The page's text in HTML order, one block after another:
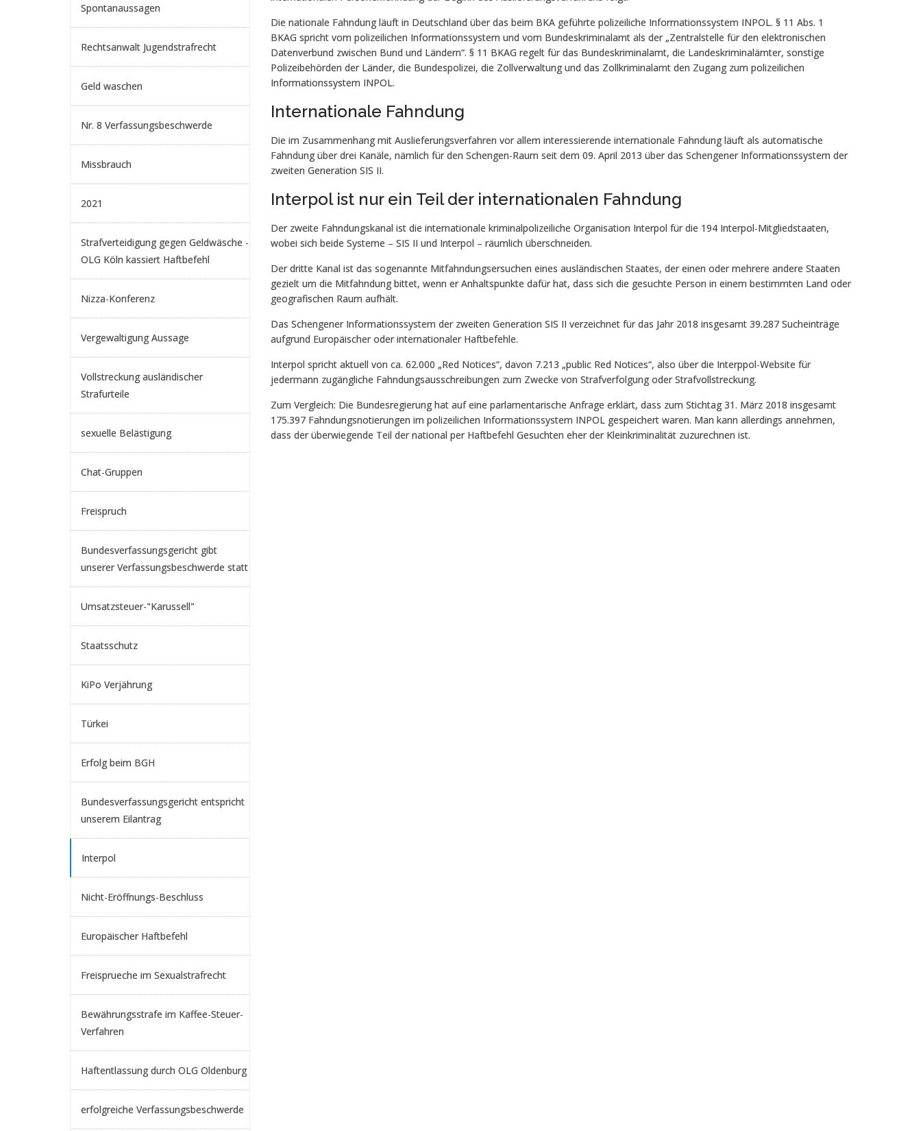
Spontanaussagen
Rechtsanwalt Jugendstrafrecht
Geld waschen
Nr. 8 Verfassungsbeschwerde
Missbrauch
2021
Strafverteidigung gegen Geldwäsche -
OLG Köln kassiert Haftbefehl
Nizza-Konferenz
Vergewaltigung Aussage
Vollstreckung ausländischer
Strafurteile
sexuelle Belästigung
Chat-Gruppen
Freispruch
Bundesverfassungsgericht gibt
unserer Verfassungsbeschwerde statt
Umsatzsteuer-"Karussell"
Staatsschutz
KiPo Verjährung
Türkei
Erfolg beim BGH
Bundesverfassungsgericht entspricht
unserem Eilantrag
Interpol
Nicht-Eröffnungs-Beschluss
Europäischer Haftbefehl
Freisprueche im Sexualstrafrecht
Bewährungsstrafe im Kaffee-Steuer-
Verfahren
Haftentlassung durch OLG Oldenburg
erfolgreiche Verfassungsbeschwerde
Die nationale Fahndung läuft in Deutschland über das beim BKA geführte polizeiliche Informationssystem INPOL. § 11 Abs. 1
BKAG spricht vom polizeilichen Informationssystem und vom Bundeskriminalamt als der „Zentralstelle für den elektronischen
Datenverbund zwischen Bund und Ländern“. § 11 BKAG regelt für das Bundeskriminalamt, die Landeskriminalämter, sonstige
Polizeibehörden der Länder, die Bundespolizei, die Zollverwaltung und das Zollkriminalamt den Zugang zum polizeilichen
Informationssystem INPOL.
Internationale Fahndung
Die im Zusammenhang mit Auslieferungsverfahren vor allem interessierende internationale Fahndung läuft als automatische
Fahndung über drei Kanäle, nämlich für den Schengen-Raum seit dem 09. April 2013 über das Schengener Informationssystem der
zweiten Generation SIS II.
Interpol ist nur ein Teil der internationalen Fahndung
Der zweite Fahndungskanal ist die internationale kriminalpolizeiliche Organisation Interpol für die 194 Interpol-Mitgliedstaaten,
wobei sich beide Systeme – SIS II und Interpol – räumlich überschneiden.
Der dritte Kanal ist das sogenannte Mitfahndungsersuchen eines ausländischen Staates, der einen oder mehrere andere Staaten
gezielt um die Mitfahndung bittet, wenn er Anhaltspunkte dafür hat, dass sich die gesuchte Person in einem bestimmten Land oder
geografischen Raum aufhält.
Das Schengener Informationssystem der zweiten Generation SIS II verzeichnet für das Jahr 2018 insgesamt 39.287 Sucheinträge
aufgrund Europäischer oder internationaler Haftbefehle.
Interpol spricht aktuell von ca. 62.000 „Red Notices“, davon 7.213 „public Red Notices“, also über die Interppol-Website für
jedermann zugängliche Fahndungsausschreibungen zum Zwecke von Strafverfolgung oder Strafvollstreckung.
Zum Vergleich: Die Bundesregierung hat auf eine parlamentarische Anfrage erklärt, dass zum Stichtag 31. März 2018 insgesamt
175.397 Fahndungsnotierungen im polizeilichen Informationssystem INPOL gespeichert waren. Man kann allerdings annehmen,
dass der überwiegende Teil der national per Haftbefehl Gesuchten eher der Kleinkriminalität zuzurechnen ist.